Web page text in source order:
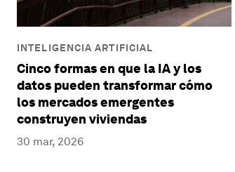
INTELIGENCIA ARTIFICIAL
Cinco formas en que la IA y los
datos pueden transformar cómo
los mercados emergentes
construyen viviendas
30 mar, 2026